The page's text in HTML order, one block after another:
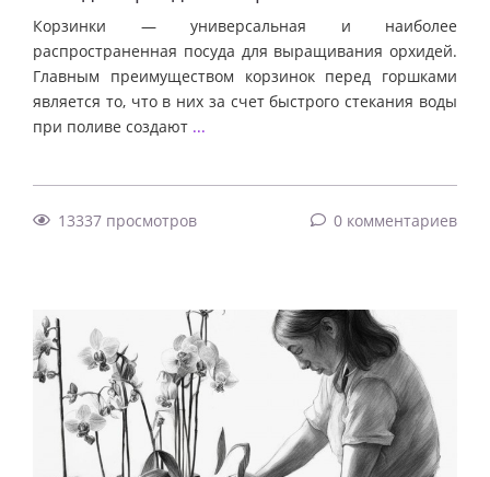
Корзинки — универсальная и наиболее
распространенная посуда для выращивания орхидей.
Главным преимуществом корзинок перед горшками
является то, что в них за счет быстрого стекания воды
при поливе создают ...
13337 просмотров 0 комментариев